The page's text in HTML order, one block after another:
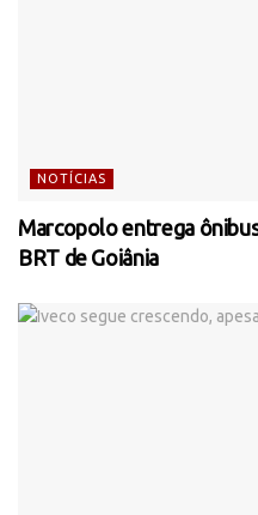
NOTÍCIAS
Marcopolo entrega
BRT de Goiânia